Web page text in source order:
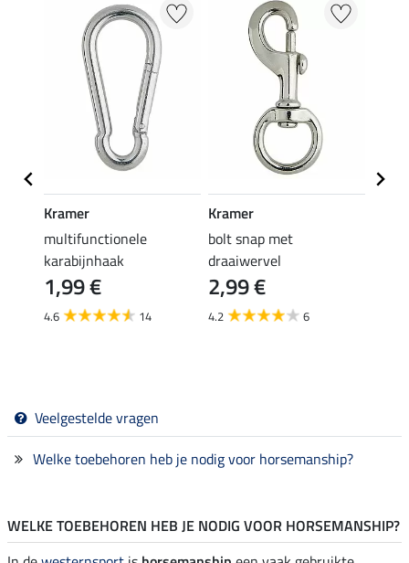
Kramer
multifunctionele
karabijnhaak
1,99 €
4.6 14
Kramer
bolt snap met
draaiwervel
2,99 €
4.2 6
Veelgestelde vragen
Welke toebehoren heb je nodig voor horsemanship?
WELKE TOEBEHOREN HEB JE NODIG VOOR HORSEMANSHIP?